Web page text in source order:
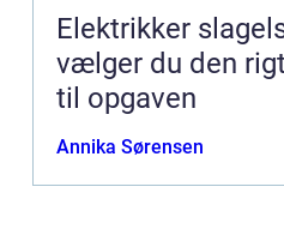
Elektrikker slagelse
vælger du den
til opgaven
Annika Sørensen